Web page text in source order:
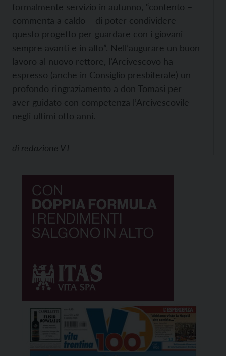
formalmente servizio in autunno, “contento –
commenta a caldo – di poter condividere
questo progetto per guardare con i giovani
sempre avanti e in alto”. Nell’augurare un buon
lavoro al nuovo rettore, l’Arcivescovo ha
espresso (anche in Consiglio presbiterale) un
profondo ringraziamento a don Tomasi per
aver guidato con competenza l’Arcivescovile
negli ultimi otto anni.
di redazione VT